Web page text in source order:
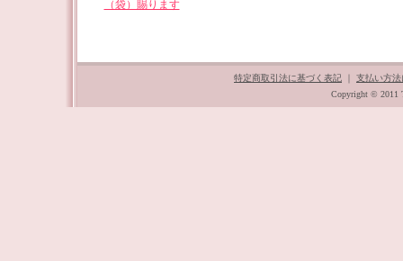
（袋）賜ります
特定商取引法に基づく表記
支払い方
Copyright © 2011